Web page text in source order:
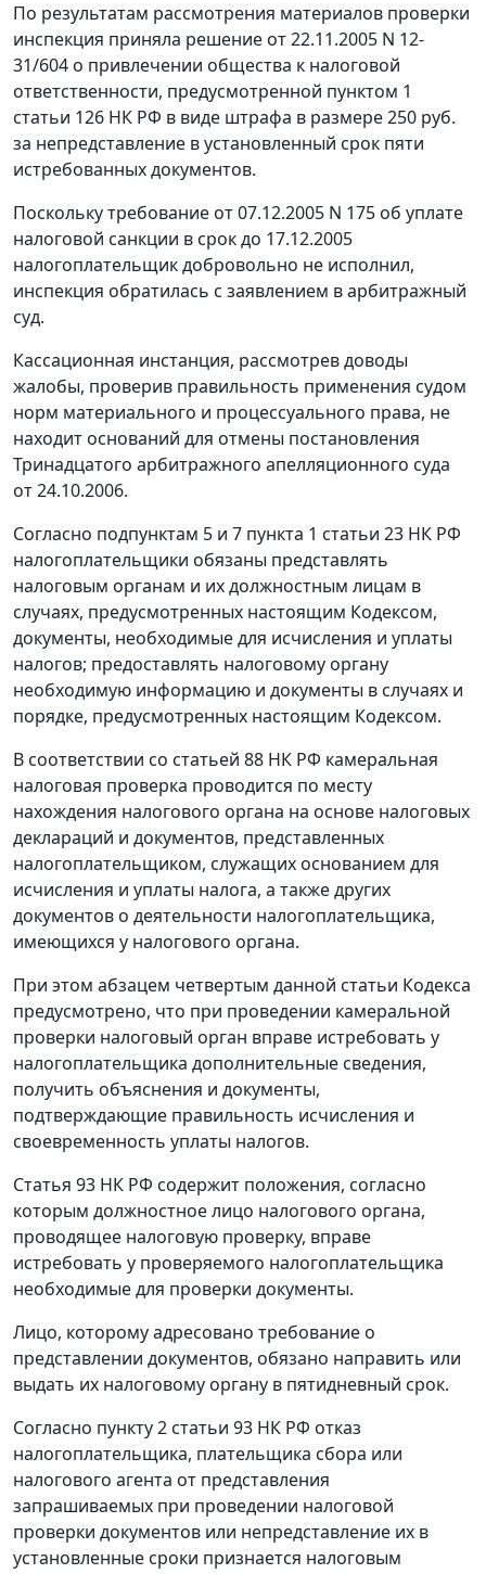
По результатам рассмотрения материалов проверки
инспекция приняла решение от 22.11.2005 N 12-
31/604 о привлечении общества к налоговой
ответственности, предусмотренной пунктом 1
статьи 126 НК РФ в виде штрафа в размере 250 руб.
за непредставление в установленный срок пяти
истребованных документов.
Поскольку требование от 07.12.2005 N 175 об уплате
налоговой санкции в срок до 17.12.2005
налогоплательщик добровольно не исполнил,
инспекция обратилась с заявлением в арбитражный
суд.
Кассационная инстанция, рассмотрев доводы
жалобы, проверив правильность применения судом
норм материального и процессуального права, не
находит оснований для отмены постановления
Тринадцатого арбитражного апелляционного суда
от 24.10.2006.
Согласно подпунктам 5 и 7 пункта 1 статьи 23 НК РФ
налогоплательщики обязаны представлять
налоговым органам и их должностным лицам в
случаях, предусмотренных настоящим Кодексом,
документы, необходимые для исчисления и уплаты
налогов; предоставлять налоговому органу
необходимую информацию и документы в случаях и
порядке, предусмотренных настоящим Кодексом.
В соответствии со статьей 88 НК РФ камеральная
налоговая проверка проводится по месту
нахождения налогового органа на основе налоговых
деклараций и документов, представленных
налогоплательщиком, служащих основанием для
исчисления и уплаты налога, а также других
документов о деятельности налогоплательщика,
имеющихся у налогового органа.
При этом абзацем четвертым данной статьи Кодекса
предусмотрено, что при проведении камеральной
проверки налоговый орган вправе истребовать у
налогоплательщика дополнительные сведения,
получить объяснения и документы,
подтверждающие правильность исчисления и
своевременность уплаты налогов.
Статья 93 НК РФ содержит положения, согласно
которым должностное лицо налогового органа,
проводящее налоговую проверку, вправе
истребовать у проверяемого налогоплательщика
необходимые для проверки документы.
Лицо, которому адресовано требование о
представлении документов, обязано направить или
выдать их налоговому органу в пятидневный срок.
Согласно пункту 2 статьи 93 НК РФ отказ
налогоплательщика, плательщика сбора или
налогового агента от представления
запрашиваемых при проведении налоговой
проверки документов или непредставление их в
установленные сроки признается налоговым